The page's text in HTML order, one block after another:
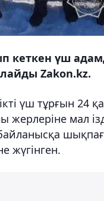
кеткен үш
Zakon.kz.
үш тұрғын 24
жерлеріне мал
жүгінген.